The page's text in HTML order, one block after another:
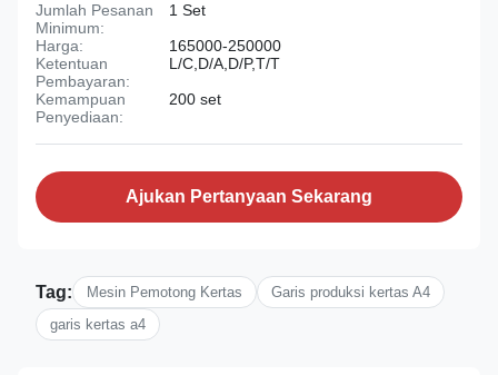
Jumlah Pesanan
Minimum:
1 Set
Harga:
165000-250000
Ketentuan
Pembayaran:
L/C,D/A,D/P,T/T
Kemampuan
Penyediaan:
200 set
Ajukan Pertanyaan Sekarang
Tag: Mesin Pemotong Kertas
Garis produksi kertas A4
garis kertas a4